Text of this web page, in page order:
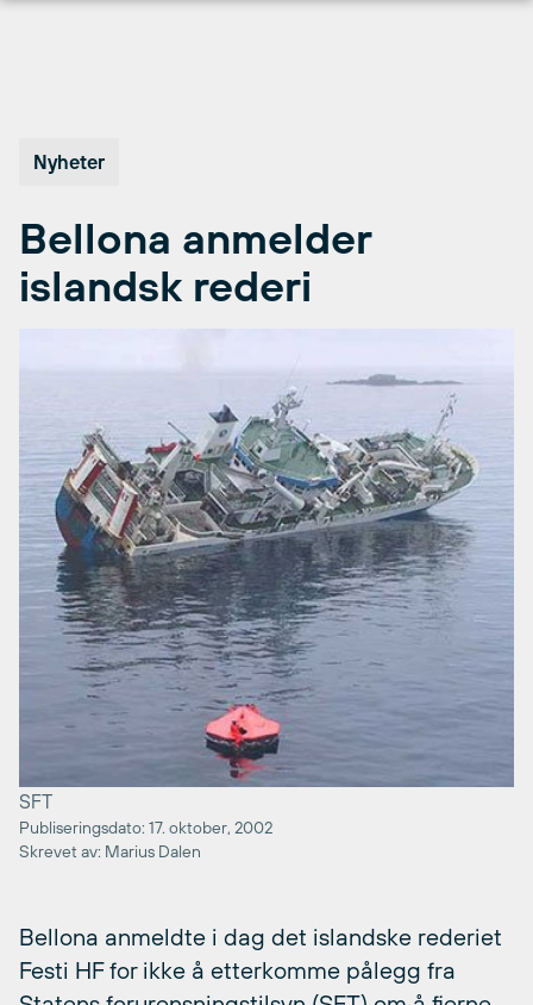
Nyheter
Bellona anmelder
islandsk rederi
SFT
Publiseringsdato: 17. oktober, 2002
Skrevet av: Marius Dalen
Bellona anmeldte i dag det islandske rederiet
Festi HF for ikke å etterkomme pålegg fra